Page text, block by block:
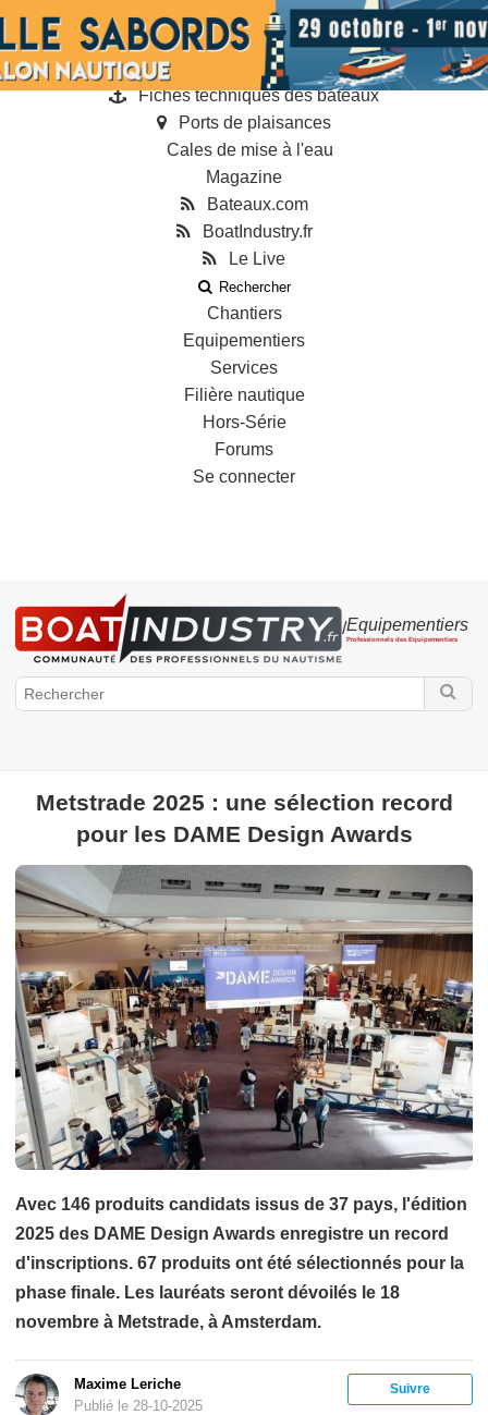
Annonces
Guides
Annuaire des professionnels
Fiches techniques des bateaux
Ports de plaisances
Cales de mise à l'eau
Magazine
Bateaux.com
BoatIndustry.fr
Le Live
Rechercher
Chantiers
Equipementiers
Services
Filière nautique
Hors-Série
Forums
Se connecter
/Equipementiers
Professionnels des Equipementiers
BoatIndustry.fr
Equipementiers Accastillage Electronique
Moteur Peinture - Résine - Produits d'entretien Vie des
équipementiers Electricité
Metstrade 2025 : une sélection record
pour les DAME Design Awards
Avec 146 produits candidats issus de 37 pays, l'édition
2025 des DAME Design Awards enregistre un record
d'inscriptions. 67 produits ont été sélectionnés pour la
phase finale. Les lauréats seront dévoilés le 18
novembre à Metstrade, à Amsterdam.
Maxime Leriche
Publié le 28-10-2025
Suivre